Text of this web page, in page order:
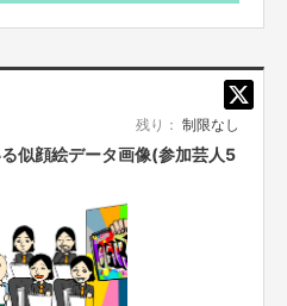
残り： 制限なし
似顔絵データ画像(参加芸人5